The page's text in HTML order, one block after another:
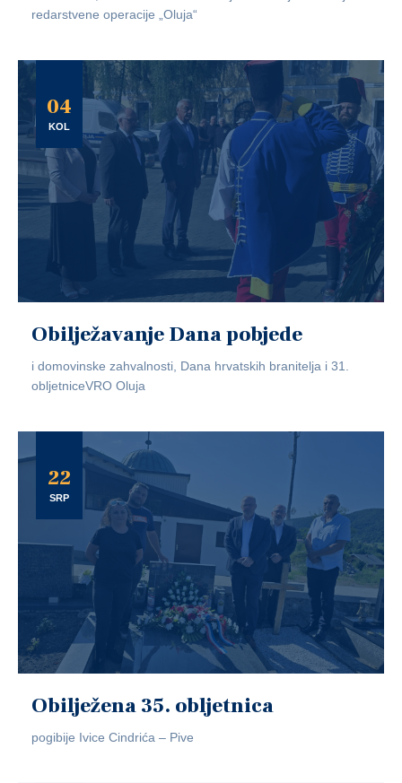
redarstvene operacije „Oluja“
04
KOL
Obilježavanje Dana pobjede
i domovinske zahvalnosti, Dana hrvatskih branitelja i 31.
obljetniceVRO Oluja
22
SRP
Obilježena 35. obljetnica
pogibije Ivice Cindrića – Pive